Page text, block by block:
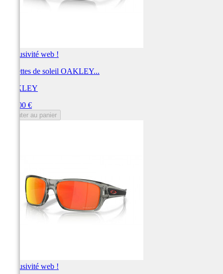
Exclusivité web !
Lunettes de soleil OAKLEY...
OAKLEY
238,00 €
Ajouter au panier
Exclusivité web !